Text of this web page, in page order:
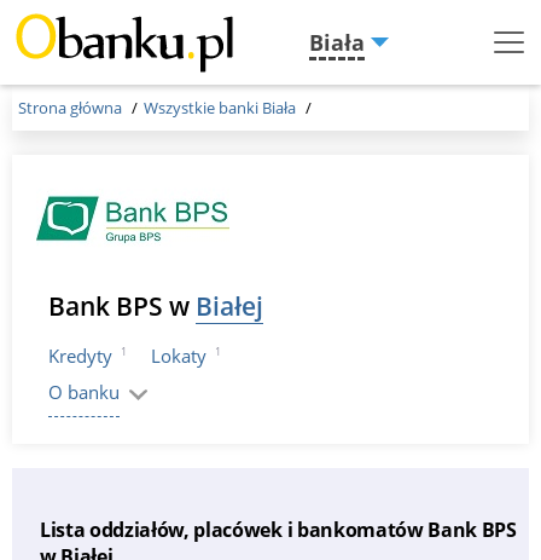
Biała
Menu
Strona główna Wszystkie banki Biała
Bank BPS w Białej
Kredyty 1 Lokaty 1
O banku
Lista oddziałów, placówek i bankomatów Bank BPS